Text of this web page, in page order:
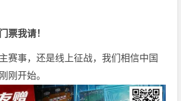
票我请！
赛事，还是线上征战，我们相信中国
刚开始。